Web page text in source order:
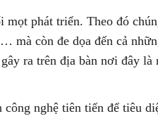
phát triển. Theo đó
mà còn đe dọa đến cả
ra trên địa bàn nơi đây là
nghệ tiên tiến để tiêu